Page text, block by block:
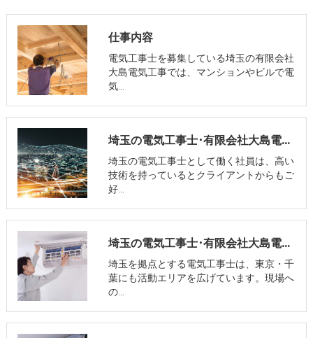
仕事内容
電気工事士を募集している埼玉の有限会社
大島電気工事では、マンションやビルで電
気…
埼玉の電気工事士･有限会社大島電気工事の口コミ情報
埼玉の電気工事士として働く社員は、高い
技術を持っているとクライアントからもご
好…
埼玉の電気工事士･有限会社大島電気工事の評判
埼玉を拠点とする電気工事士は、東京・千
葉にも活動エリアを広げています。現場へ
の…